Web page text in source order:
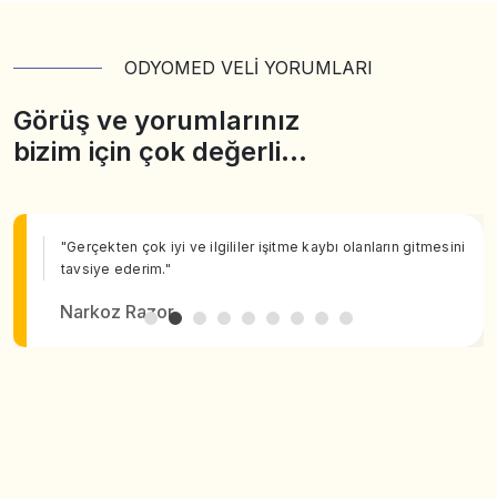
ODYOMED VELİ YORUMLARI
Görüş ve yorumlarınız
bizim için çok değerli…
"Gerçekten çok iyi ve ilgililer işitme kaybı olanların gitmesini
tavsiye ederim."
Narkoz Razor